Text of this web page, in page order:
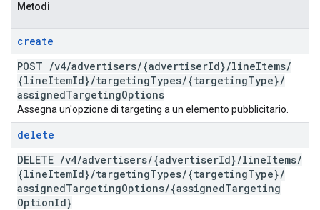
Metodi
create
POST /v4/advertisers/{advertiserId}/lineItems/
{lineItemId}/targetingTypes/{targetingType}/
assignedTargetingOptions
Assegna un'opzione di targeting a un elemento pubblicitario.
delete
DELETE /v4/advertisers/{advertiserId}/lineItems/
{lineItemId}/targetingTypes/{targetingType}/
assignedTargetingOptions/{assignedTargeting
OptionId}